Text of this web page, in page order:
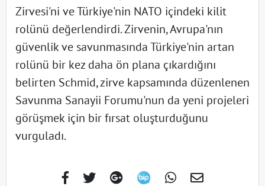
Zirvesi'ni ve Türkiye'nin NATO içindeki kilit
rolünü değerlendirdi. Zirvenin, Avrupa'nın
güvenlik ve savunmasında Türkiye'nin artan
rolünü bir kez daha ön plana çıkardığını
belirten Schmid, zirve kapsamında düzenlenen
Savunma Sanayii Forumu'nun da yeni projeleri
görüşmek için bir fırsat oluşturduğunu
vurguladı.